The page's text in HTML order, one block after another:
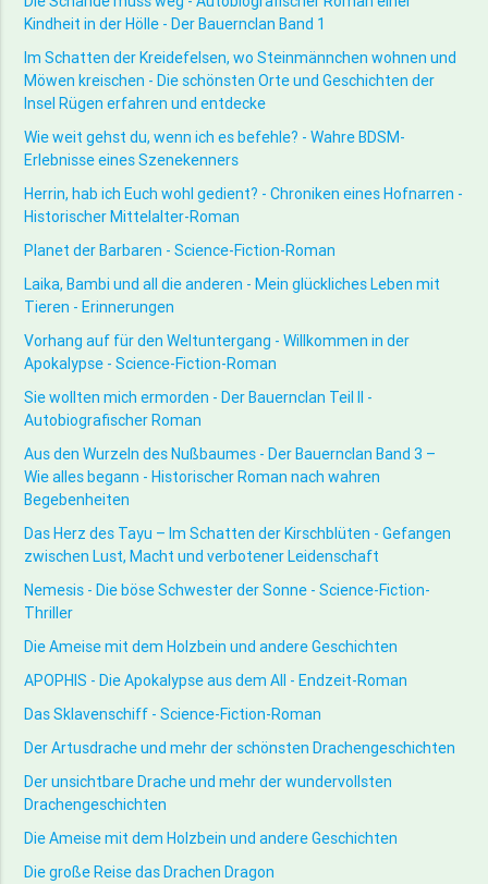
Kindheit in der Hölle - Der Bauernclan Band 1
Im Schatten der Kreidefelsen, wo Steinmännchen wohnen und
Möwen kreischen - Die schönsten Orte und Geschichten der
Insel Rügen erfahren und entdecke
Wie weit gehst du, wenn ich es befehle? - Wahre BDSM-
Erlebnisse eines Szenekenners
Herrin, hab ich Euch wohl gedient? - Chroniken eines Hofnarren -
Historischer Mittelalter-Roman
Planet der Barbaren - Science-Fiction-Roman
Laika, Bambi und all die anderen - Mein glückliches Leben mit
Tieren - Erinnerungen
Vorhang auf für den Weltuntergang - Willkommen in der
Apokalypse - Science-Fiction-Roman
Sie wollten mich ermorden - Der Bauernclan Teil II -
Autobiografischer Roman
Aus den Wurzeln des Nußbaumes - Der Bauernclan Band 3 –
Wie alles begann - Historischer Roman nach wahren
Begebenheiten
Das Herz des Tayu – Im Schatten der Kirschblüten - Gefangen
zwischen Lust, Macht und verbotener Leidenschaft
Nemesis - Die böse Schwester der Sonne - Science-Fiction-
Thriller
Die Ameise mit dem Holzbein und andere Geschichten
APOPHIS - Die Apokalypse aus dem All - Endzeit-Roman
Das Sklavenschiff - Science-Fiction-Roman
Der Artusdrache und mehr der schönsten Drachengeschichten
Der unsichtbare Drache und mehr der wundervollsten
Drachengeschichten
Die Ameise mit dem Holzbein und andere Geschichten
Die große Reise das Drachen Dragon